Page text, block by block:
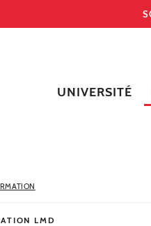
UNIVERSITÉ
LMD